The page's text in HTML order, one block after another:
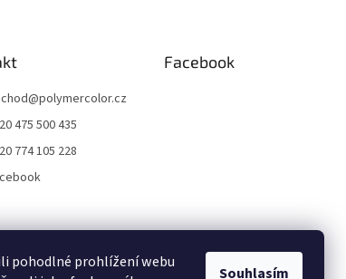
pohodlné prohlížení webu
Souhlasím
@polymercolor.cz
475 500 435
774 105 228
Facebook